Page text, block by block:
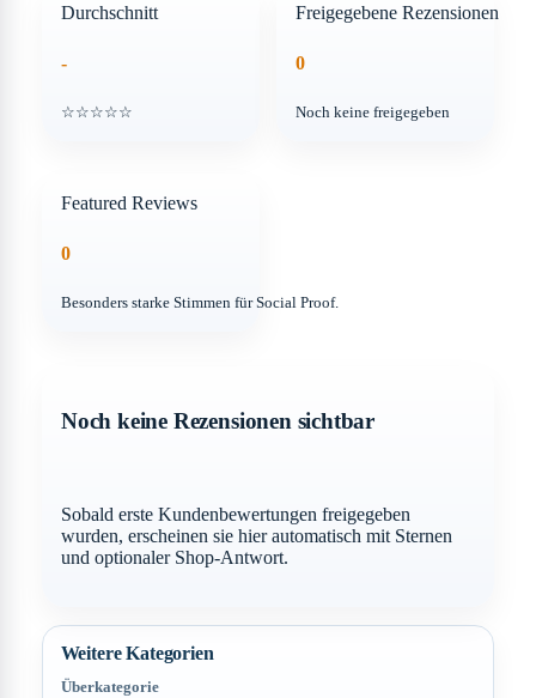
Durchschnitt
-
☆☆☆☆☆
Freigegebene Rezensionen
0
Noch keine freigegeben
Featured Reviews
0
Besonders starke Stimmen für Social Proof.
Noch keine Rezensionen sichtbar
Sobald erste Kundenbewertungen freigegeben
wurden, erscheinen sie hier automatisch mit Sternen
und optionaler Shop-Antwort.
Weitere Kategorien
Überkategorie